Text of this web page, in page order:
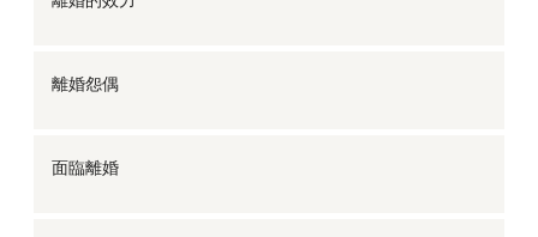
離婚怨偶
面臨離婚